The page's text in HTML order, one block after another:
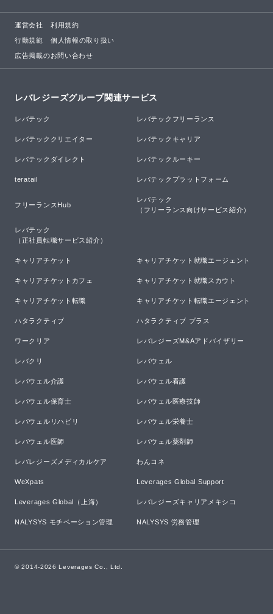
運営会社 利用規約
行動規範 個人情報の取り扱い
広告掲載のお問い合わせ
レバレジーズグループ関連サービス
レバテック レバテックフリーランス
レバテッククリエイター レバテックキャリア
レバテックダイレクト レバテックルーキー
teratail レバテックプラットフォーム
フリーランスHub
レバテック
（フリーランス向けサービス紹介）
レバテック
（正社員転職サービス紹介）
キャリアチケット キャリアチケット就職エージェント
キャリアチケットカフェ キャリアチケット就職スカウト
キャリアチケット転職 キャリアチケット転職エージェント
ハタラクティブ ハタラクティブ プラス
ワークリア レバレジーズM&Aアドバイザリー
レバクリ レバウェル
レバウェル介護 レバウェル看護
レバウェル保育士 レバウェル医療技師
レバウェルリハビリ レバウェル栄養士
レバウェル医師 レバウェル薬剤師
レバレジーズメディカルケア わんコネ
WeXpats Leverages Global Support
Leverages Global（上海） レバレジーズキャリアメキシコ
NALYSYS モチベーション管理 NALYSYS 労務管理
© 2014-2026 Leverages Co., Ltd.